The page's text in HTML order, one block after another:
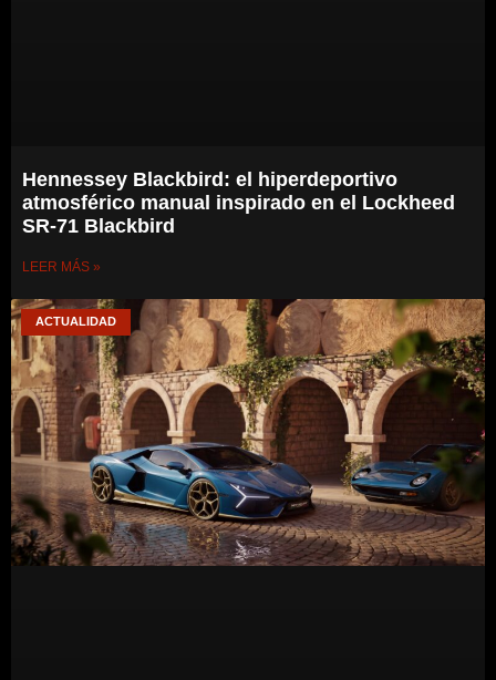
Hennessey Blackbird: el hiperdeportivo
atmosférico manual inspirado en el Lockheed
SR-71 Blackbird
LEER MÁS »
ACTUALIDAD